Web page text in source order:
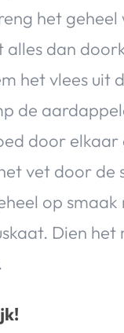
het geheel
alles dan
het vlees uit
de
door elkaar
vet door de
op
Dien het